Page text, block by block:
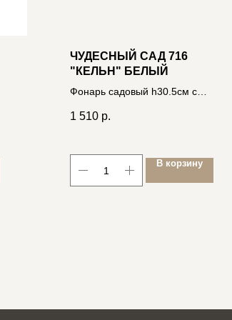
ЧУДЕСНЫЙ САД 716
"КЕЛЬН" БЕЛЫЙ
Фонарь садовый h30.5см с
IP44, на 3xAAA
1 510 р.
В корзину